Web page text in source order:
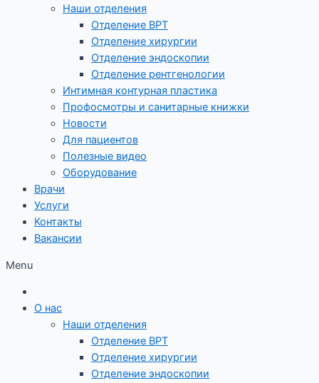
Наши отделения
Отделение ВРТ
Отделение хирургии
Отделение эндоскопии
Отделение рентгенологии
Интимная контурная пластика
Профосмотры и санитарные книжки
Новости
Для пациентов
Полезные видео
Оборудование
Врачи
Услуги
Контакты
Вакансии
Menu
О нас
Наши отделения
Отделение ВРТ
Отделение хирургии
Отделение эндоскопии